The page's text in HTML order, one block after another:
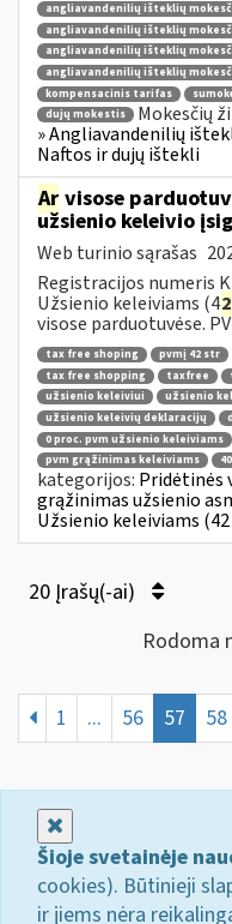
angliavandenilių išteklių
angliavandenilių išteklių
angliavandenilių išteklių
angliavandenilių išteklių
kompensacinis tarifas
dujų mokestis
Mokesčių
» Angliavandenilių
Naftos ir dujų ištekli
Ar visose
užsienio keleivio
Web turinio sąrašas
Registracijos numeris
Užsienio keleiviams (42
visose parduotuvėse.
tax free shoping pvmį 42 str
tax free shopping
taxfree
užsienio keleiviui
užsienio
užsienio keleivių deklaracijų
0 proc. pvm užsienio keleiviams
pvm grąžinimas keleiviams
kategorijos: Pridėtinės
grąžinimas užsienio
Užsienio keleiviams
20 Įrašų(-ai)
Rodoma
1 ... 56 57 58
Šioje svetainėje
cookies). Būtinieji
ir jiems nėra